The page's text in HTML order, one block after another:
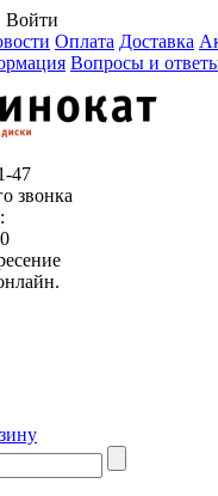
Войти
Оплата Доставка
Вопросы и
47
звонка